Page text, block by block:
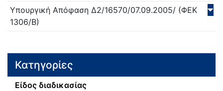
Υπουργική Απόφαση Δ2/16570/07.09.2005/ (ΦΕΚ
1306/Β)
Κατηγορίες
Είδος διαδικασίας